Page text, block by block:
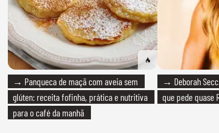
→ Panqueca de maçã com aveia sem
glúten: receita fofinha, prática e nutritiva
para o café da manhã
→ Deborah
que pede quase